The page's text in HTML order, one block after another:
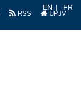
RSS UPJV
EN FR